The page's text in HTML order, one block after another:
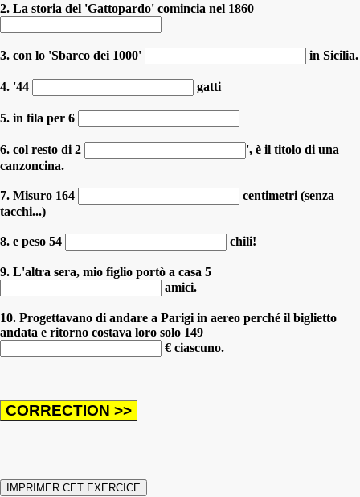
2. La storia del 'Gattopardo' comincia nel 1860
3. con lo 'Sbarco dei 1000' in Sicilia.
4. '44 gatti
5. in fila per 6
6. col resto di 2
', è il titolo di una
canzoncina.
7. Misuro 164
centimetri (senza
tacchi...)
8. e peso 54 chili!
9. L'altra sera, mio figlio portò a casa 5
amici.
10. Progettavano di andare a Parigi in aereo perché il biglietto
andata e ritorno costava loro solo 149
€ ciascuno.